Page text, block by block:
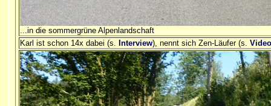
...in die sommergrüne Alpenlandschaft
Karl ist schon 14x dabei (s. Interview), nennt sich Zen-Läufer (s. Video